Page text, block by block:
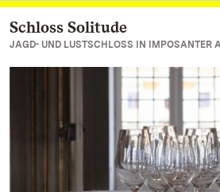
Zum Hauptinhalt springen
Schloss Solitude
JAGD- UND LUSTSCHLOSS IN IMPOSANTER